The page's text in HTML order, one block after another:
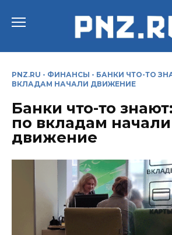
PNZ.RU - ФИНАНСЫ - БАНКИ ЧТО-ТО
ВКЛАДАМ НАЧАЛИ ДВИЖЕНИЕ
Банки что-то
по вкладам начали
движение